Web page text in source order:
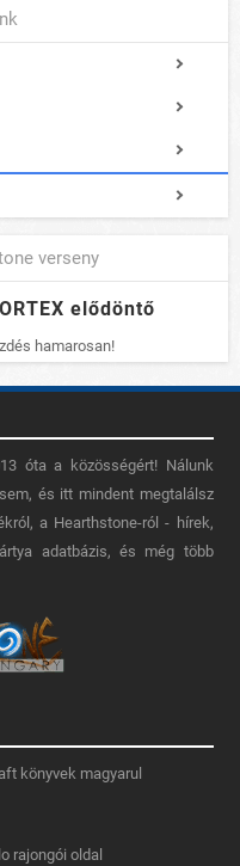
verseny
elődöntő
hamarosan!
óta a közösségért! Nálunk
és itt mindent megtalálsz
a Hearthstone-ról - hírek,
adatbázis, és még több
könyvek magyarul
rajongói oldal